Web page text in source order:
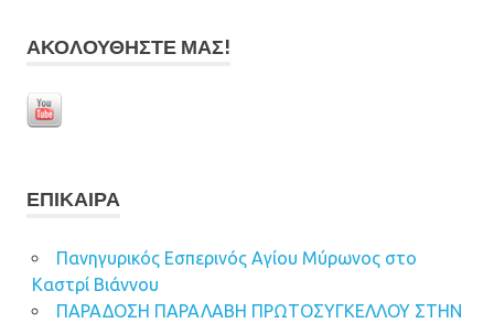
ΑΚΟΛΟΥΘΉΣΤΕ ΜΑΣ!
ΕΠΊΚΑΙΡΑ
Πανηγυρικός Εσπερινός Αγίου Μύρωνος στο
Καστρί Βιάννου
ΠΑΡΑΔΟΣΗ ΠΑΡΑΛΑΒΗ ΠΡΩΤΟΣΥΓΚΕΛΛΟΥ ΣΤΗΝ